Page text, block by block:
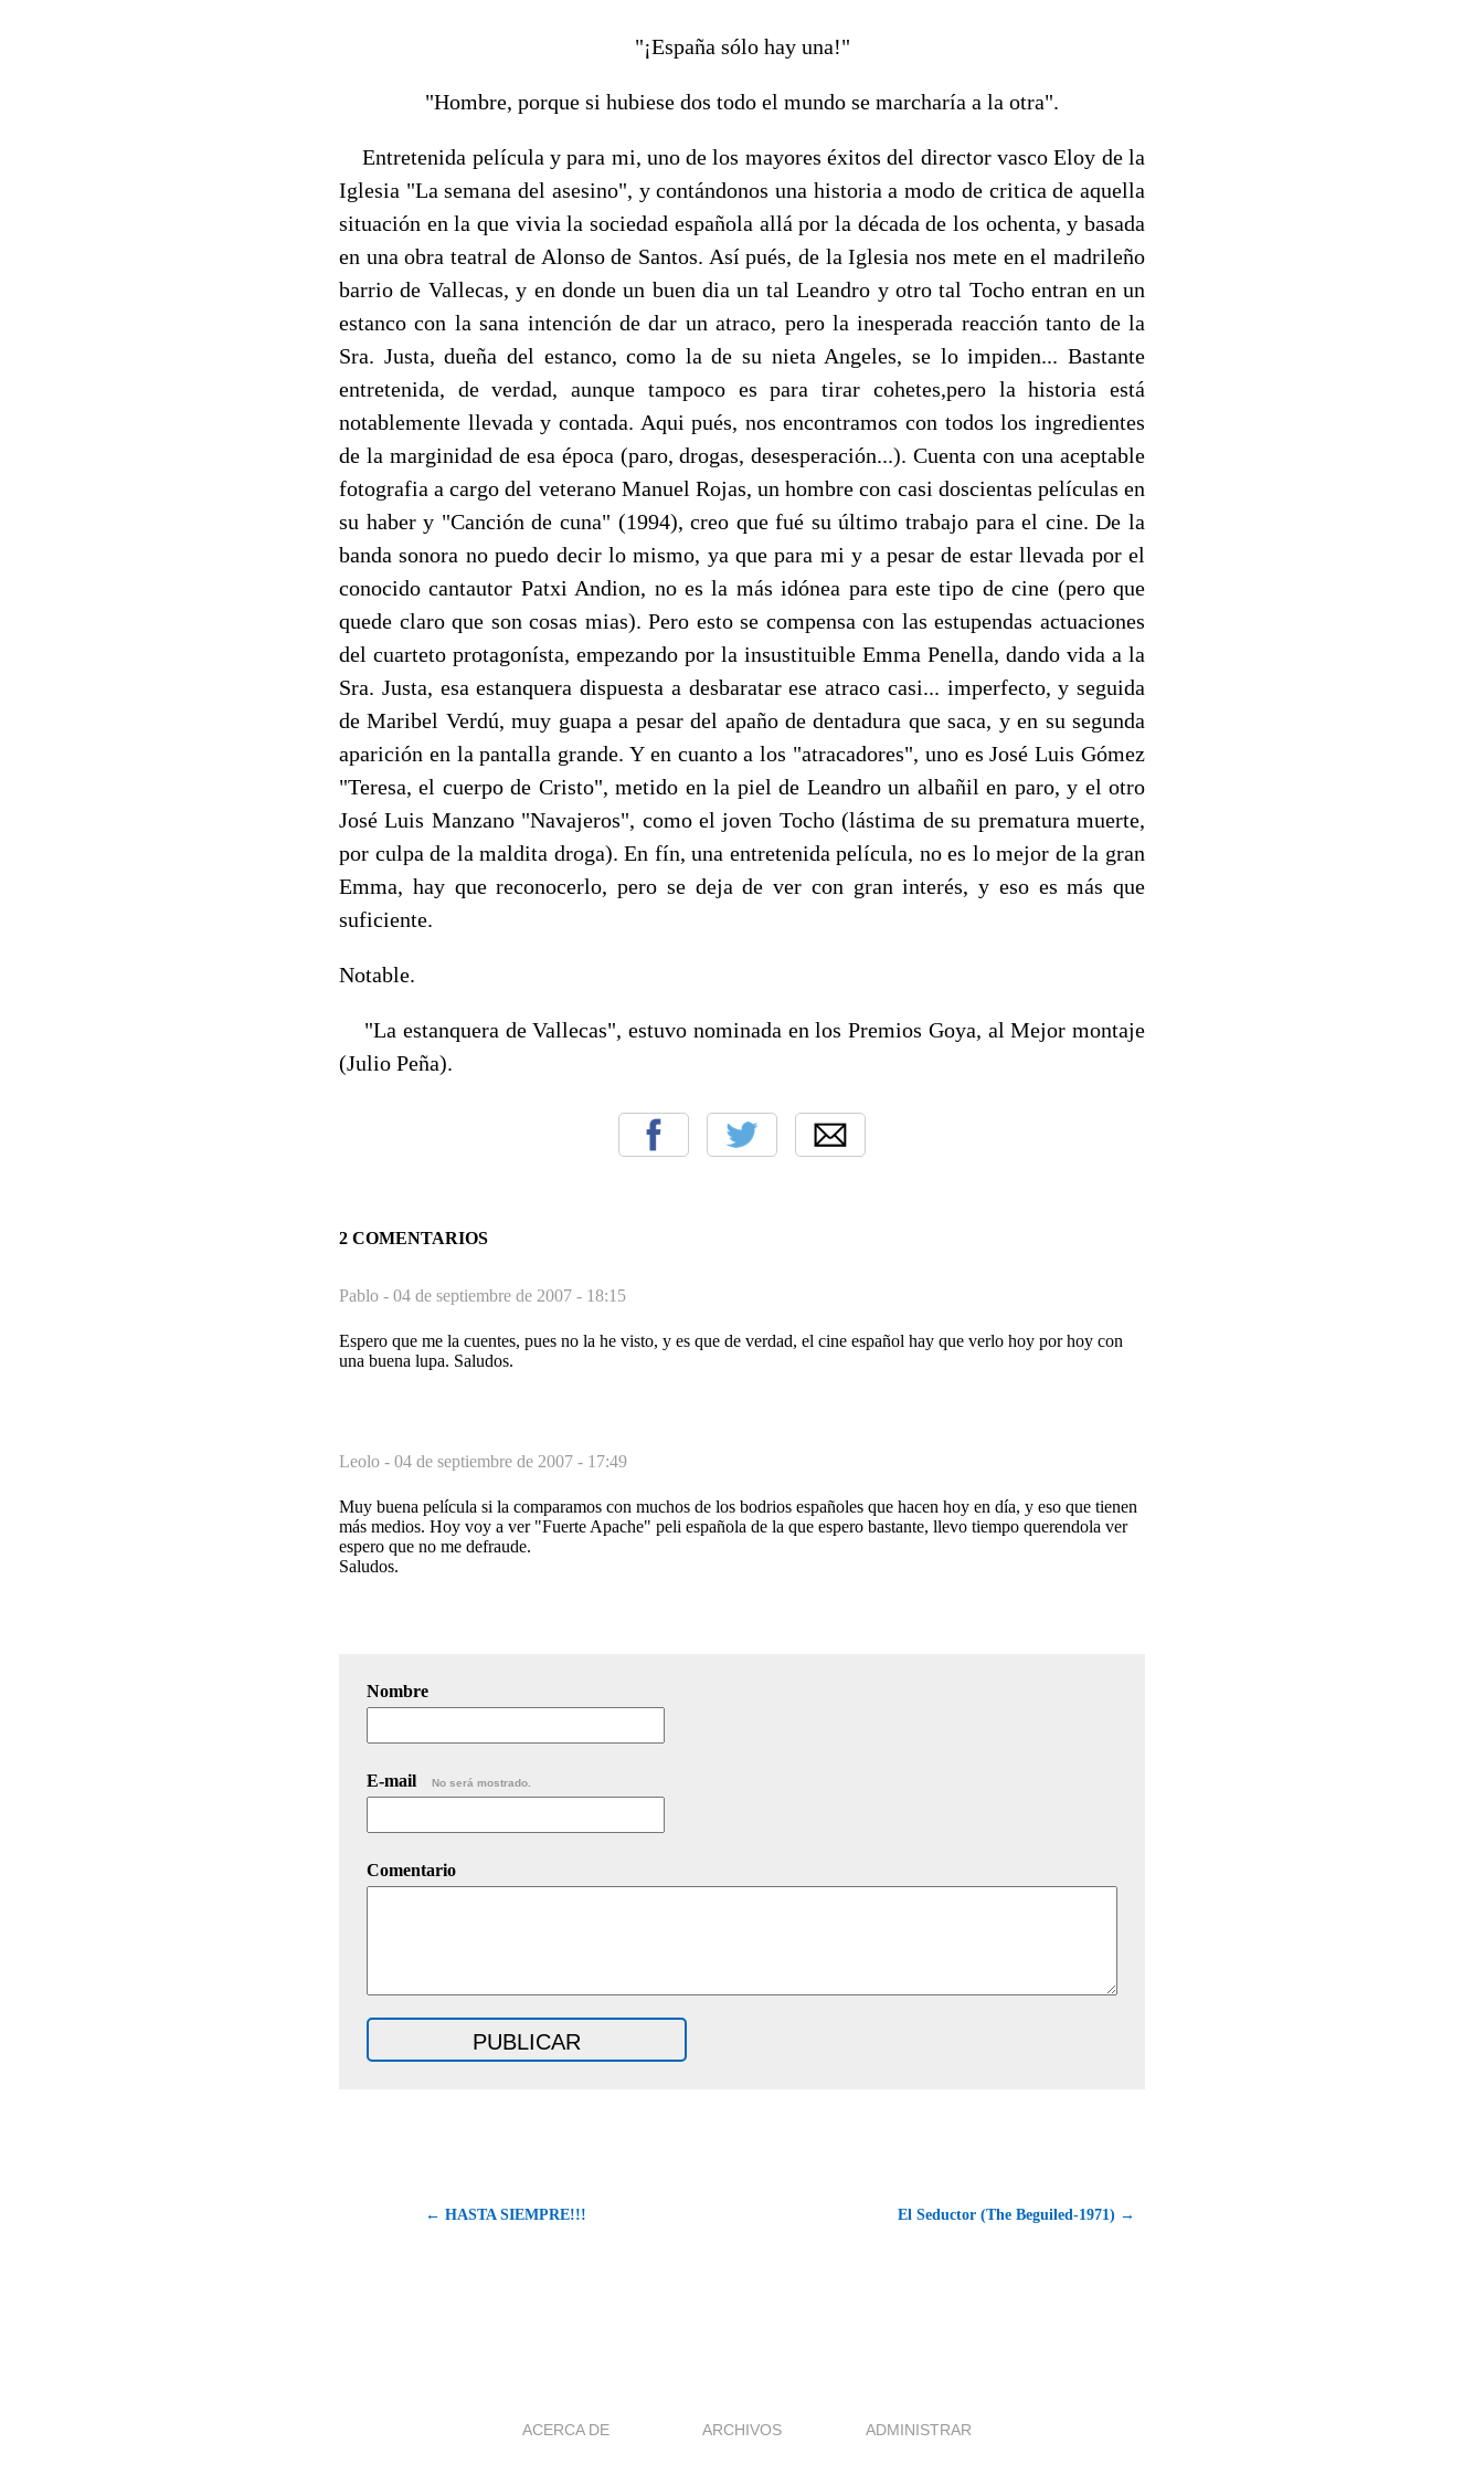
"¡España sólo hay una!"
"Hombre, porque si hubiese dos todo el mundo se marcharía a la otra".
Entretenida película y para mi, uno de los mayores éxitos del director vasco Eloy de la
Iglesia "La semana del asesino", y contándonos una historia a modo de critica de aquella
situación en la que vivia la sociedad española allá por la década de los ochenta, y basada
en una obra teatral de Alonso de Santos. Así pués, de la Iglesia nos mete en el madrileño
barrio de Vallecas, y en donde un buen dia un tal Leandro y otro tal Tocho entran en un
estanco con la sana intención de dar un atraco, pero la inesperada reacción tanto de la
Sra. Justa, dueña del estanco, como la de su nieta Angeles, se lo impiden... Bastante
entretenida, de verdad, aunque tampoco es para tirar cohetes,pero la historia está
notablemente llevada y contada. Aqui pués, nos encontramos con todos los ingredientes
de la marginidad de esa época (paro, drogas, desesperación...). Cuenta con una aceptable
fotografia a cargo del veterano Manuel Rojas, un hombre con casi doscientas películas en
su haber y "Canción de cuna" (1994), creo que fué su último trabajo para el cine. De la
banda sonora no puedo decir lo mismo, ya que para mi y a pesar de estar llevada por el
conocido cantautor Patxi Andion, no es la más idónea para este tipo de cine (pero que
quede claro que son cosas mias). Pero esto se compensa con las estupendas actuaciones
del cuarteto protagonísta, empezando por la insustituible Emma Penella, dando vida a la
Sra. Justa, esa estanquera dispuesta a desbaratar ese atraco casi... imperfecto, y seguida
de Maribel Verdú, muy guapa a pesar del apaño de dentadura que saca, y en su segunda
aparición en la pantalla grande. Y en cuanto a los "atracadores", uno es José Luis Gómez
"Teresa, el cuerpo de Cristo", metido en la piel de Leandro un albañil en paro, y el otro
José Luis Manzano "Navajeros", como el joven Tocho (lástima de su prematura muerte,
por culpa de la maldita droga). En fín, una entretenida película, no es lo mejor de la gran
Emma, hay que reconocerlo, pero se deja de ver con gran interés, y eso es más que
suficiente.
Notable.
"La estanquera de Vallecas", estuvo nominada en los Premios Goya, al Mejor montaje
(Julio Peña).
2 COMENTARIOS
Pablo - 04 de septiembre de 2007 - 18:15
Espero que me la cuentes, pues no la he visto, y es que de verdad, el cine español hay que verlo hoy por hoy con
una buena lupa. Saludos.
Leolo - 04 de septiembre de 2007 - 17:49
Muy buena película si la comparamos con muchos de los bodrios españoles que hacen hoy en día, y eso que tienen
más medios. Hoy voy a ver "Fuerte Apache" peli española de la que espero bastante, llevo tiempo querendola ver
espero que no me defraude.
Saludos.
Nombre
E-mail No será mostrado.
Comentario
← HASTA SIEMPRE!!! El Seductor (The Beguiled-1971) →
ACERCA DE ARCHIVOS ADMINISTRAR